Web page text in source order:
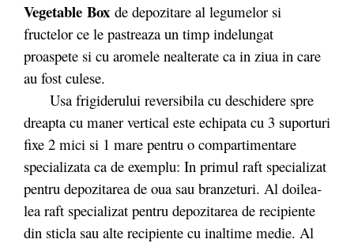
Vegetable Box de depozitare al legumelor si
fructelor ce le pastreaza un timp indelungat
proaspete si cu aromele nealterate ca in ziua in care
au fost culese.
Usa frigiderului reversibila cu deschidere spre
dreapta cu maner vertical este echipata cu 3 suporturi
fixe 2 mici si 1 mare pentru o compartimentare
specializata ca de exemplu: In primul raft specializat
pentru depozitarea de oua sau branzeturi. Al doilea-
lea raft specializat pentru depozitarea de recipiente
din sticla sau alte recipiente cu inaltime medie. Al